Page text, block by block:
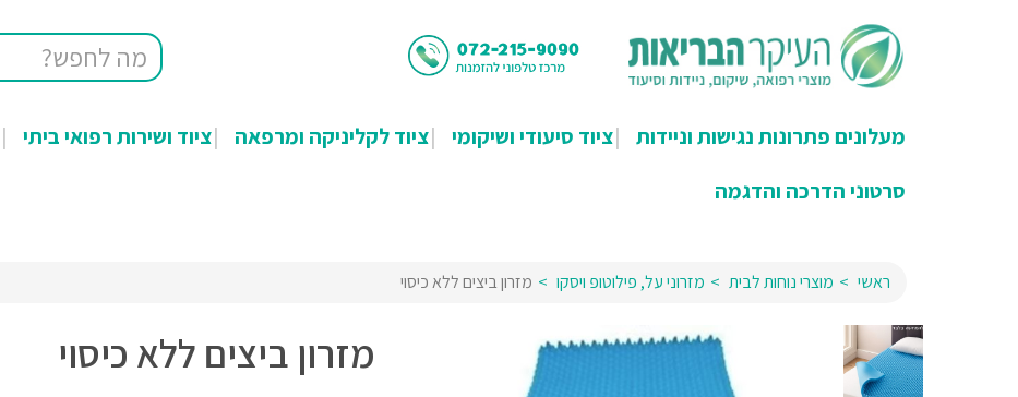
מעלונים פתרונות נגישות וניידות ציוד סיעודי ושיקומי ציוד לקליניקה ומרפאה ציוד ושירות רפואי ביתי
סרטוני הדרכה והדגמה
ראשי מוצרי נוחות לבית מזרוני על, פילוטופ ויסקו מזרון ביצים ללא כיסוי
מזרון ביצים ללא כיסוי